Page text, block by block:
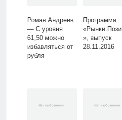
Роман Андреев
— С уровня
61,50 можно
избавляться от
рубля
Программа
», выпуск
28.11.2016